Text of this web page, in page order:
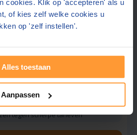
cookies. Klik op 'accepteren' als u
of kies zelf welke cookies u
op 'zelf instellen'.
Alles toestaan
Aanpassen
Beste prijs via ons:
800,-
Malden (+28 km)
1 werkdag
eigen terrein
tegen scherpe tarieven